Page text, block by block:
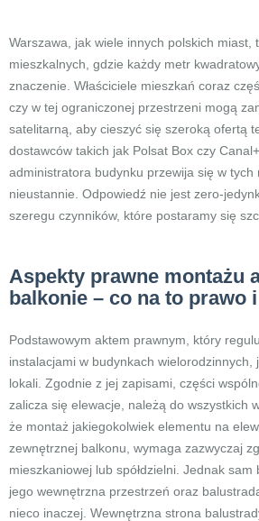
Warszawa, jak wiele innych polskich miast,
mieszkalnych, gdzie każdy metr
znaczenie. Właściciele mieszkań coraz
czy w tej ograniczonej przestrzeni mogą
satelitarną, aby cieszyć się szeroką ofertą
dostawców takich jak Polsat Box czy
administratora budynku przewija się w tych
nieustannie. Odpowiedź nie jest zero-
szeregu czynników, które postaramy się
Aspekty prawne montażu
balkonie – co na to prawo
Podstawowym aktem prawnym, który
instalacjami w budynkach wielorodzinnych,
lokali. Zgodnie z jej zapisami, części
zalicza się elewacje, należą do wszystkich
że montaż jakiegokolwiek elementu na
zewnętrznej balkonu, wymaga zazwyczaj
mieszkaniowej lub spółdzielni. Jednak
jego wewnętrzna przestrzeń oraz
nieco inaczej. Wewnętrzna strona